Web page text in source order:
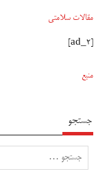
مقالات سلامتی
[ad_2]
منبع
جستجو